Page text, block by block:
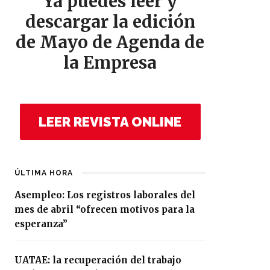
descargar la edición
de Mayo de Agenda de
la Empresa
LEER REVISTA ONLINE
ÚLTIMA HORA
Asempleo: Los registros laborales del
mes de abril “ofrecen motivos para la
esperanza”
UATAE: la recuperación del trabajo